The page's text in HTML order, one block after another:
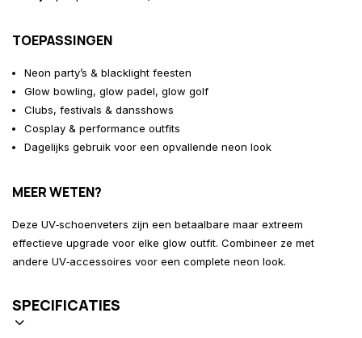
TOEPASSINGEN
Neon party’s & blacklight feesten
Glow bowling, glow padel, glow golf
Clubs, festivals & dansshows
Cosplay & performance outfits
Dagelijks gebruik voor een opvallende neon look
MEER WETEN?
Deze UV‑schoenveters zijn een betaalbare maar extreem
effectieve upgrade voor elke glow outfit. Combineer ze met
andere UV‑accessoires voor een complete neon look.
SPECIFICATIES